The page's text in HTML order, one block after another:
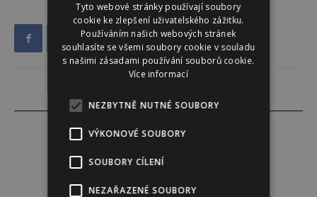
Tyto webové stránky používají soubory
cookie ke zlepšení uživatelského zážitku.
Používáním našich webových stránek
souhlasíte se všemi soubory cookie v souladu
s našimi zásadami používání souborů cookie.
Více informací
NEZBYTNĚ NUTNÉ SOUBORY
VÝKONOVÉ SOUBORY
SOUBORY CÍLENÍ
NEZAŘAZENÉ SOUBORY